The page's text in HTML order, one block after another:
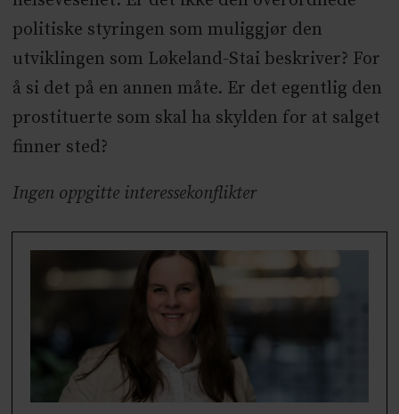
politiske styringen som muliggjør den
utviklingen som Løkeland-Stai beskriver? For
å si det på en annen måte. Er det egentlig den
prostituerte som skal ha skylden for at salget
finner sted?
Ingen oppgitte interessekonflikter